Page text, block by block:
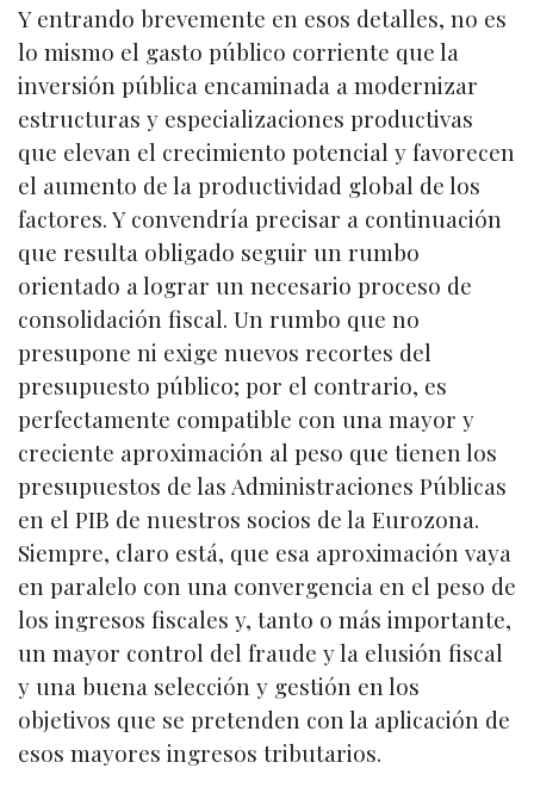
Y entrando brevemente en esos detalles, no es
lo mismo el gasto público corriente que la
inversión pública encaminada a modernizar
estructuras y especializaciones productivas
que elevan el crecimiento potencial y favorecen
el aumento de la productividad global de los
factores. Y convendría precisar a continuación
que resulta obligado seguir un rumbo
orientado a lograr un necesario proceso de
consolidación fiscal. Un rumbo que no
presupone ni exige nuevos recortes del
presupuesto público; por el contrario, es
perfectamente compatible con una mayor y
creciente aproximación al peso que tienen los
presupuestos de las Administraciones Públicas
en el PIB de nuestros socios de la Eurozona.
Siempre, claro está, que esa aproximación vaya
en paralelo con una convergencia en el peso de
los ingresos fiscales y, tanto o más importante,
un mayor control del fraude y la elusión fiscal
y una buena selección y gestión en los
objetivos que se pretenden con la aplicación de
esos mayores ingresos tributarios.